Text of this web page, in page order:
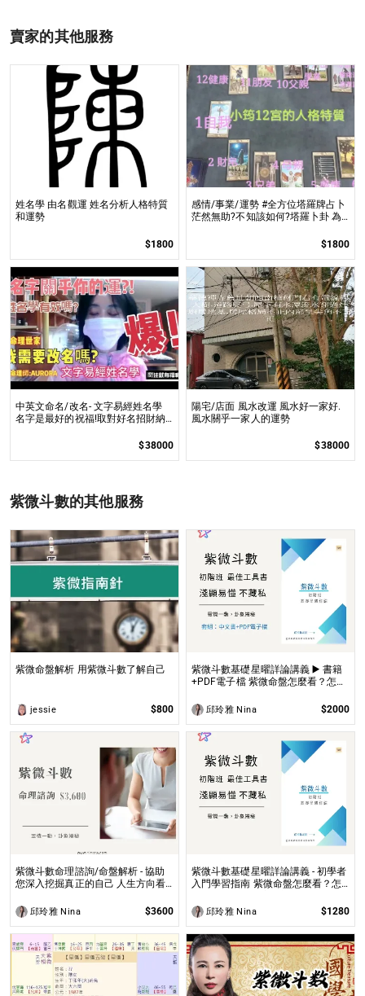
賣家的其他服務
姓名學 由名觀運 姓名分析人格特質
和運勢
$1800
感情/事業/運勢 #全方位塔羅牌占卜
茫然無助?不知該如何?塔羅卜卦 為
$1800
中英文命名/改名- 文字易經姓名學
名字是最好的祝福!取對好名招財納
$38000
陽宅/店面 風水改運 風水好一家好.
風水關乎一家人的運勢
$38000
紫微斗數的其他服務
紫微命盤解析 用紫微斗數了解自己
jessie $800
紫微斗數基礎星曜詳論講義 ▶️ 書籍
+PDF電子檔 紫微命盤怎麼看？怎麼
具書，淺顯易懂不藏私！
邱玲雅 Nina $2000
紫微斗數命理諮詢/命盤解析 - 協助
您深入挖掘真正的自己 人生方向看
璀璨一生
邱玲雅 Nina $3600
紫微斗數基礎星曜詳論講義 - 初學者
入門學習指南 紫微命盤怎麼看？怎
工具書，淺顯易懂不藏私！
邱玲雅 Nina $1280